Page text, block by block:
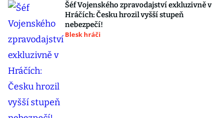
Šéf Vojenského zpravodajství exkluzivně v
Hráčích: Česku hrozil vyšší stupeň
nebezpečí!
Blesk hráči